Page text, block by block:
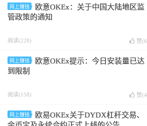
网上赚钱
欧意OKEx：关于中国大陆地区监
管政策的通知
阅读(228) 赞(6
网上赚钱
欧意OKEx提示：今日安装量已达
到限制
阅读(158) 赞(4
网上赚钱
欧易OKEx关于DYDX杠杆交易、